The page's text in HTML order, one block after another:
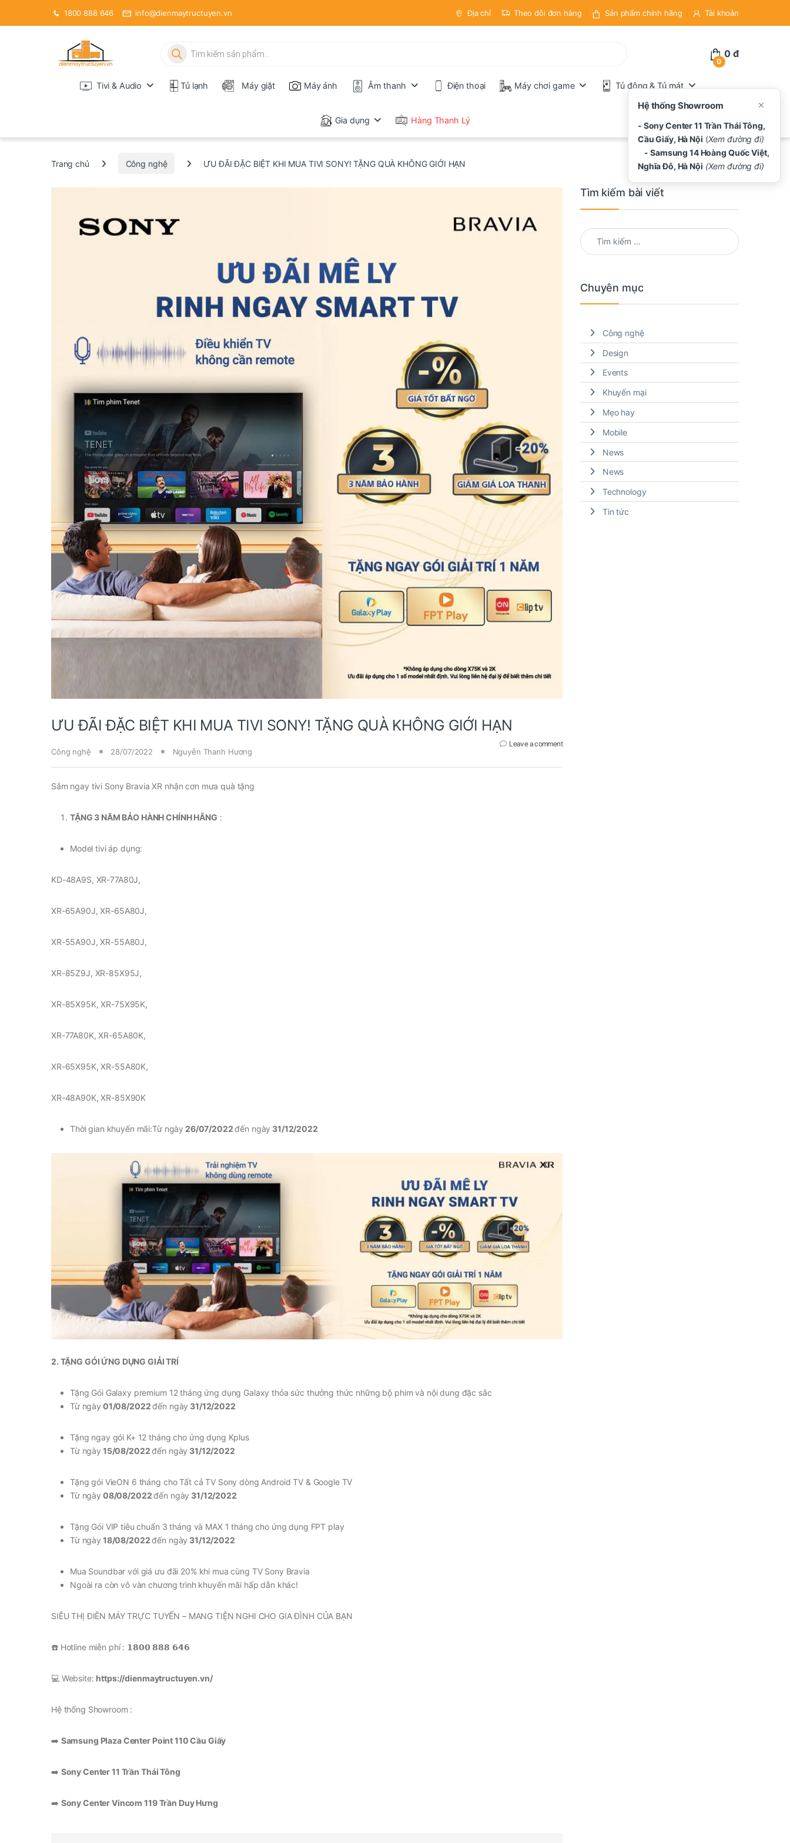
1800 888 646 info@dienmaytructuyen.vn Địa chỉ Theo dõi đơn hàng Sản phẩm chính hãng Tài khoản
Tìm kiếm sản phẩm
0
0đ
Tivi & Audio Tủ lạnh Máy giặt Máy ảnh Âm thanh Điện thoại Máy chơi game Tủ đông & Tủ mát
Gia dụng Hàng Thanh Lý
Trang chủ Công nghệ ƯU ĐÃI ĐẶC BIỆT KHI MUA TIVI SONY! TẶNG QUÀ KHÔNG GIỚI HẠN
ƯU ĐÃI ĐẶC BIỆT KHI MUA TIVI SONY! TẶNG QUÀ KHÔNG GIỚI HẠN
Leave a comment
Công nghệ 28/07/2022 Nguyễn Thanh Hương
Sắm ngay tivi Sony Bravia XR nhận cơn mưa quà tặng
TẶNG 3 NĂM BẢO HÀNH CHÍNH HÃNG :
Model tivi áp dụng:
KD-48A9S, XR-77A80J,
XR-65A90J, XR-65A80J,
XR-55A90J, XR-55A80J,
XR-85Z9J, XR-85X95J,
XR-85X95K, XR-75X95K,
XR-77A80K, XR-65A80K,
XR-65X95K, XR-55A80K,
XR-48A90K, XR-85X90K
Thời gian khuyến mãi:Từ ngày 26/07/2022đến ngày 31/12/2022
2. TẶNG GÓI ỨNG DỤNG GIẢI TRÍ
Tặng Gói Galaxy premium 12 tháng ứng dụng Galaxy thỏa sức thưởng thức những bộ phim và nội dung đặc sắc
Từ ngày 01/08/2022đến ngày 31/12/2022
Tặng ngay gói K+ 12 tháng cho ứng dụng Kplus
Từ ngày 15/08/2022đến ngày 31/12/2022
Tặng gói VieON 6 tháng cho Tất cả TV Sony dòng Android TV & Google TV
Từ ngày 08/08/2022đến ngày 31/12/2022
Tặng Gói VIP tiêu chuẩn 3 tháng và MAX 1 tháng cho ứng dụng FPT play
Từ ngày 18/08/2022đến ngày 31/12/2022
Mua Soundbar với giá ưu đãi 20% khi mua cùng TV Sony Bravia
Ngoài ra còn vô vàn chương trình khuyến mãi hấp dẫn khác!
SIÊU THỊ ĐIÊN MÁY TRỰC TUYẾN – MANG TIỆN NGHI CHO GIA ĐÌNH CỦA BẠN
☎️ Hotline miễn phí : 𝟭𝟴𝟬𝟬 𝟴𝟴𝟴 𝟲𝟰𝟲
💻 Website: https://dienmaytructuyen.vn/
Hệ thống Showroom :
➡️ Samsung Plaza Center Point 110 Cầu Giấy
➡️ Sony Center 11 Trần Thái Tông
➡️ Sony Center Vincom 119 Trần Duy Hưng
Tìm kiếm bài viết
Tìm kiếm cho:
Chuyên mục
Công nghệ
Design
Events
Khuyến mại
Mẹo hay
Mobile
News
News
Technology
Tin tức
×
Hệ thống Showroom
- Sony Center 11 Trần Thái Tông,
Cầu Giấy, Hà Nội (Xem đường đi)
- Samsung 14 Hoàng Quốc Việt,
Nghĩa Đô, Hà Nội (Xem đường đi)